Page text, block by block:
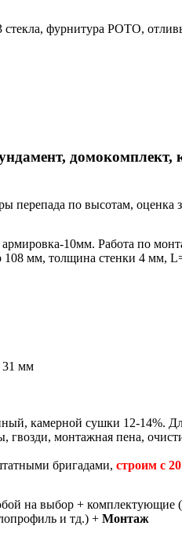
стекла, фурнитура РОТО,
перепада по высотам, оценка
10мм. Работа по
мм, толщина стенки 4
31 мм
камерной сушки 12-14%.
монтажная пена,
бригадами, строим с
на выбор + комплектующие
и тд.) + Монтаж